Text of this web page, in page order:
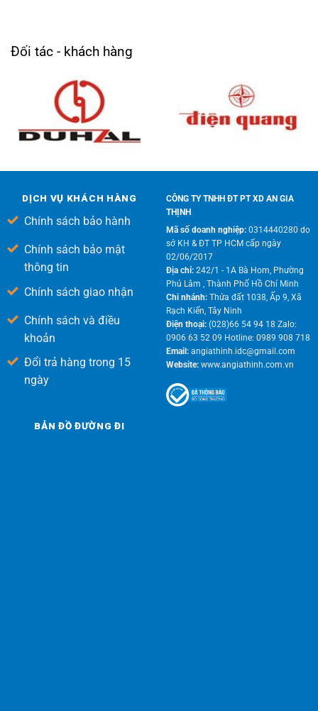
Đối tác - khách hàng
DỊCH VỤ KHÁCH HÀNG
Chính sách bảo hành
Chính sách bảo mật
thông tin
Chính sách giao nhận
Chính sách và điều
khoản
Đổi trả hàng trong 15
ngày
CÔNG TY TNHH ĐT PT XD AN GIA
THỊNH
Mã số doanh nghiệp:0314440280 do
sở KH & ĐT TP HCM cấp ngày
02/06/2017
Địa chỉ:242/1 - 1A Bà Hom, Phường
Phú Lâm , Thành Phố Hồ Chí Minh
Chi nhánh: Thửa đất 1038, Ấp 9, Xã
Rạch Kiến, Tây Ninh
Điện thoại:(028)66 54 94 18 Zalo:
0906 63 52 09 Hotline: 0989 908 718
Email:angiathinh.idc@gmail.com
Website:www.angiathinh.com.vn
BẢN ĐỒ ĐƯỜNG ĐI